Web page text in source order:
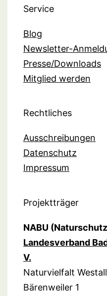
Service
Blog
Newsletter-
Presse/Downloads
Mitglied werden
Rechtliches
Ausschreibungen
Datenschutz
Impressum
Projektträger
NABU
Landesverband
V.
Naturvielfalt
Bärenweiler 1